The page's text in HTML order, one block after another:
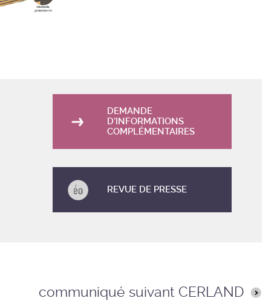
DEMANDE
D'INFORMATIONS
COMPLÉMENTAIRES
REVUE DE PRESSE
communiqué suivant CERLAND